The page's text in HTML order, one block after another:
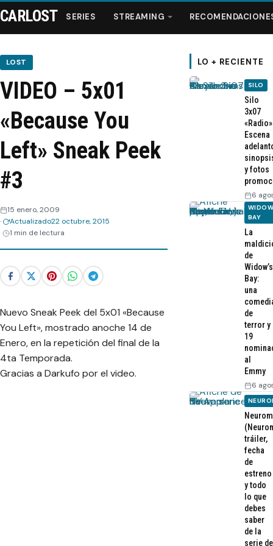
Series
Streaming
Recomendaciones
Webisodios
CARLOST SERIES STREAMING
LOST
VIDEO – 5x01
«Because You
Left» Sneak Peek
#3
15 enero, 2009
Actualizado22 octubre, 2015
1 min de lectura
Nuevo Sneak Peek del 5x01 «Because
You Left», mostrado anoche 14 de
Enero, en la repetición del final de la
4ta Temporada.
Gracias a Darkufo por el video.
LO + RECIENTE
SILO
Silo
3x07
Escena
y fotos
6
BAY
La
de
Widow’s
Bay:
una
de
terror y
19
al
Emmy
6
tráiler,
fecha
de
estreno
y todo
lo que
debes
saber
de la
serie de